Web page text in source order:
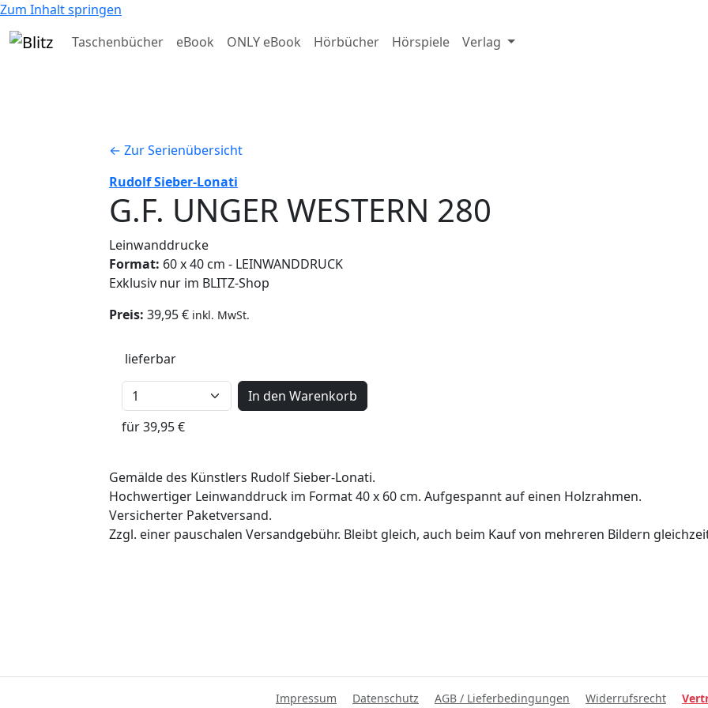
Zum Inhalt springen
Taschenbücher
eBook ONLY eBook Hörbücher Hörspiele Verlag
← Zur Serienübersicht
Rudolf Sieber-Lonati
G.F. UNGER WESTERN 280
Leinwanddrucke
Format: 60 x 40 cm - LEINWANDDRUCK
Exklusiv nur im BLITZ-Shop
Preis: 39,95 € inkl. MwSt.
lieferbar
In den Warenkorb
für 39,95 €
Gemälde des Künstlers Rudolf Sieber-Lonati.
Hochwertiger Leinwanddruck im Format 40 x 60 cm. Aufgespannt auf einen Holzrahmen.
Versicherter Paketversand.
Zzgl. einer pauschalen Versandgebühr. Bleibt gleich, auch beim Kauf von mehreren Bildern
Impressum Datenschutz AGB / Lieferbedingungen Widerrufsrecht